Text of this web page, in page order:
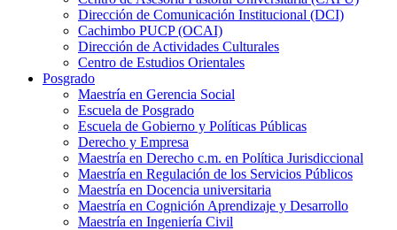
Dirección de Comunicación Institucional (DCI)
Cachimbo PUCP (OCAI)
Dirección de Actividades Culturales
Centro de Estudios Orientales
Posgrado
Maestría en Gerencia Social
Escuela de Posgrado
Escuela de Gobierno y Políticas Públicas
Derecho y Empresa
Maestría en Derecho c.m. en Política Jurisdiccional
Maestría en Regulación de los Servicios Públicos
Maestría en Docencia universitaria
Maestría en Cognición Aprendizaje y Desarrollo
Maestría en Ingeniería Civil